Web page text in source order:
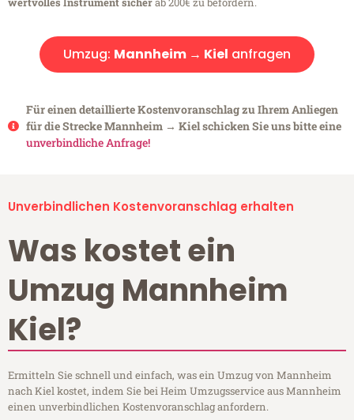
Umzug: Mannheim → Kiel anfragen
Für einen detaillierte Kostenvoranschlag zu Ihrem Anliegen
für die Strecke Mannheim → Kiel schicken Sie uns bitte eine
unverbindliche Anfrage!
Unverbindlichen Kostenvoranschlag erhalten
Was kostet ein
Umzug Mannheim
Kiel?
Ermitteln Sie schnell und einfach, was ein Umzug von Mannheim
nach Kiel kostet, indem Sie bei Heim Umzugsservice aus Mannheim
einen unverbindlichen Kostenvoranschlag anfordern.